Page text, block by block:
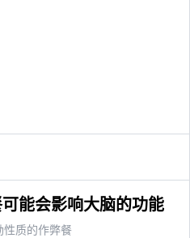
能会影响大脑的功能
性质的作弊餐